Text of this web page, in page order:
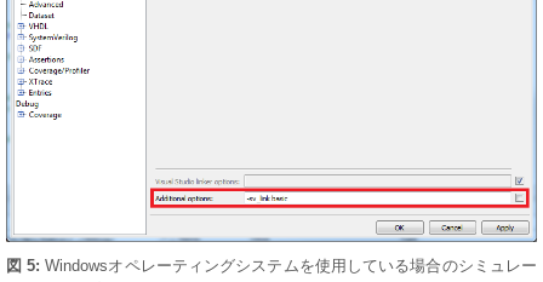
図 5: Windowsオペレーティングシステムを使用している場合のシミュレー